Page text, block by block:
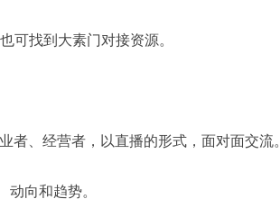
可找到大素门对接资源。
、经营者，以直播的形式，面对面交流。
向和趋势。